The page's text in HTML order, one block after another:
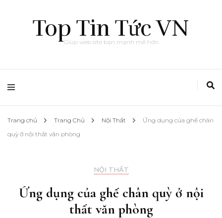
Top Tin Tức VN
Giúp web site bạn mạnh mẽ hơn
Trang chủ Trang Chủ Nội Thất
Ứng dụng của ghế chân
quỳ ở nội thất văn phòng
NỘI THẤT
Ứng dụng của ghế chân quỳ ở nội
thất văn phòng